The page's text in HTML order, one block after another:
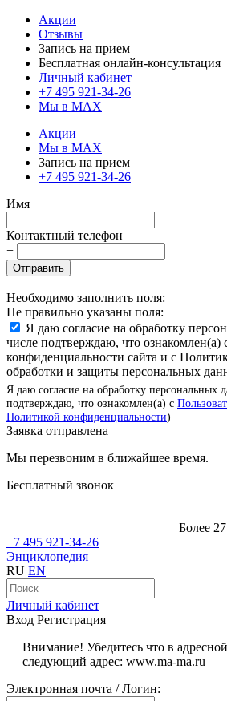
Акции
Отзывы
Запись на прием
Бесплатная онлайн-консультация
Личный кабинет
+7 495 921-34-26
Мы в MAX
Акции
Мы в MAX
Запись на прием
+7 495 921-34-26
Имя
Контактный телефон
+
Отправить
Необходимо заполнить поля:
Не правильно указаны поля:
Я даю согласие на обработку
числе подтверждаю, что ознакомлен(а)
конфиденциальности сайта и с
обработки и защиты персональных
Я даю согласие на обработку персональных
подтверждаю, что ознакомлен(а) с
Политикой конфиденциальности)
Заявка отправлена
Мы перезвоним в ближайшее время.
Бесплатный звонок
Более
+7 495 921-34-26
Энциклопедия
RU EN
Личный кабинет
Вход Регистрация
Внимание! Убедитесь что в адресной
следующий адрес: www.ma-ma.ru
Электронная почта / Логин: